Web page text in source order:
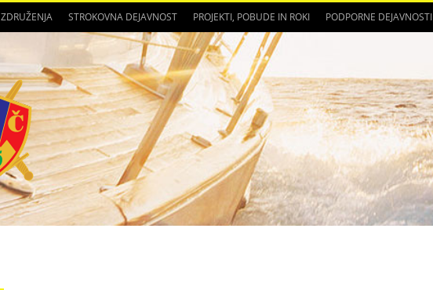
ZDRUŽENJA STROKOVNA DEJAVNOST PROJEKTI, POBUDE IN ROKI PODPORNE DEJAVNOSTI